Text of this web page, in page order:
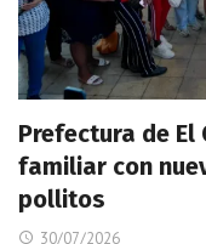
Prefectura de
familiar con
pollitos
30/07/2026